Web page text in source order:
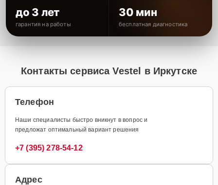
до 3 лет
гарантия на работы
30 мин
бесплатная диагностика
Контакты сервиса Vestel в Иркутске
Телефон
Наши специалисты быстро вникнут в вопрос и
предложат оптимальный вариант решения
+7 (395) 278-54-12
Адрес